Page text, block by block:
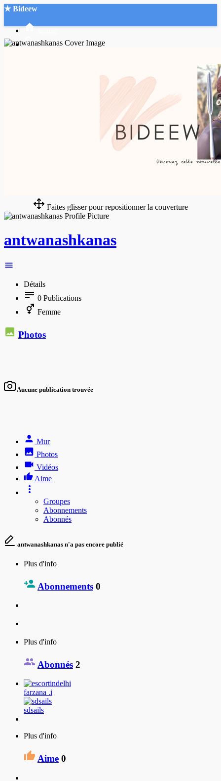
★ Bideew
Faites glisser pour repositionner la couverture
antwanashkanas
Détails
0 Publications
Femme
Photos
Aucune publication trouvée
Mur
Photos
Vidéos
Aime
Groupes
Abonnements
Abonnés
antwanashkanas n'a pas encore publié
Plus d'info
Abonnements 0
Plus d'info
Abonnés 2
farzana .i
sdsails
Plus d'info
Aime 0